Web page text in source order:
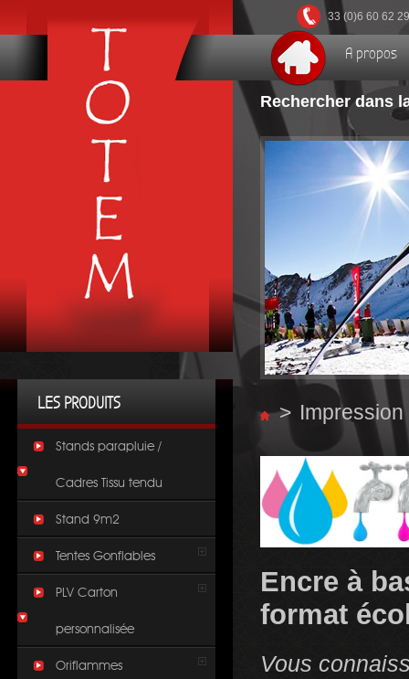
33 (0)6 60 62
A propos
Rechercher dans
LES PRODUITS
Stands parapluie /
Cadres Tissu tendu
Stand 9m2
Tentes Gonflables
PLV Carton
personnalisée
Oriflammes
>
Encre à
format
Vous